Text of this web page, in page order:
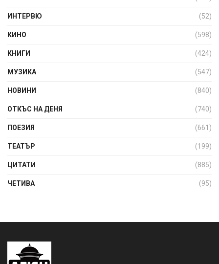
ИНТЕРВЮ (52)
КИНО (598)
КНИГИ (424)
МУЗИКА (547)
НОВИНИ (840)
ОТКЪС НА ДЕНЯ (740)
ПОЕЗИЯ (661)
ТЕАТЪР (199)
ЦИТАТИ (885)
ЧЕТИВА (95)